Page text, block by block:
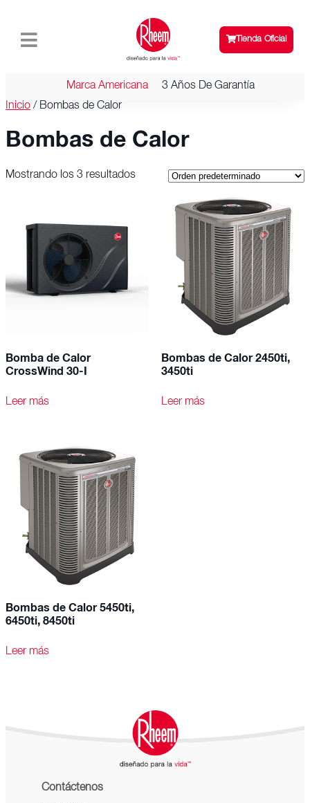
Tienda Oficial
Marca Americana
3 Años De Garantía
Inicio / Bombas de Calor
Bombas de Calor
Mostrando los 3 resultados
Bomba de Calor
CrossWind 30-I
Leer más
Bombas de Calor 2450ti,
3450ti
Leer más
Bombas de Calor 5450ti,
6450ti, 8450ti
Leer más
Contáctenos